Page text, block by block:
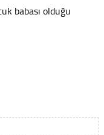
babası olduğu